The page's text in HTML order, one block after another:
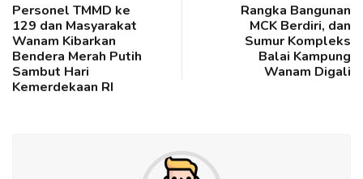
Personel TMMD ke
129 dan Masyarakat
Wanam Kibarkan
Bendera Merah Putih
Sambut Hari
Kemerdekaan RI
Rangka Bangunan
MCK Berdiri, dan
Sumur Kompleks
Balai Kampung
Wanam Digali